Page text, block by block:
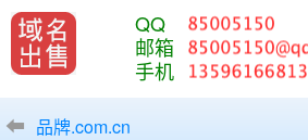
QQ
邮箱
手机
品牌.com.cn